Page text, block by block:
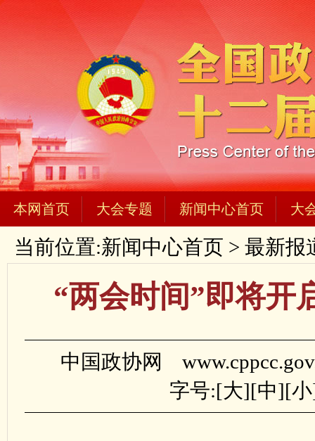
本网首页 大会专题 新闻中心首页 大
当前位置:新闻中心首页 > 最新报
“两会时间”即将开
中国政协网
字号:[大][中][小